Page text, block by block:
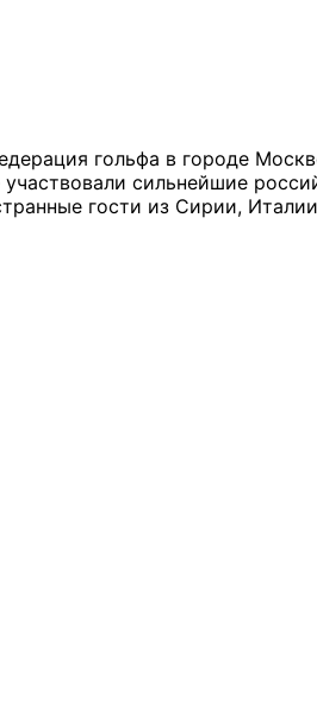
гольфа в городе
сильнейшие
гости из Сирии,